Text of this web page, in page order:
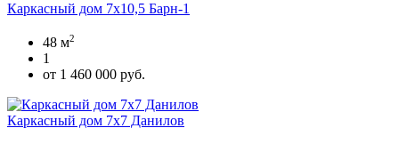
Каркасный дом 7х10,5 Барн-1
48 м2
1
от 1 460 000 руб.
Каркасный дом 7х7 Данилов